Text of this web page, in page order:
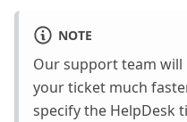
NOTE
Our support team will
your ticket much
specify the HelpDesk